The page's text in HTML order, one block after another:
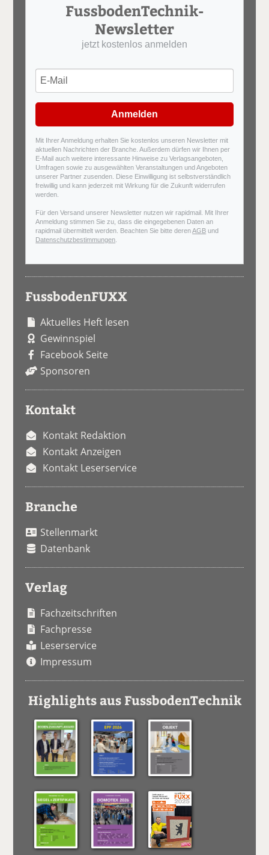
FussbodenTechnik-
Newsletter
jetzt kostenlos anmelden
Anmelden
Mit Ihrer Anmeldung erhalten Sie kostenlos unseren Newsletter mit
aktuellen Nachrichten der Branche. Außerdem dürfen wir Ihnen per
E-Mail auch weitere interessante Hinweise zu Verlagsangeboten,
Umfragen sowie zu ausgewählten Veranstaltungen und Angeboten
unserer Partner zusenden. Diese Einwilligung ist selbstverständlich
freiwillig und kann jederzeit mit Wirkung für die Zukunft widerrufen
werden.
Für den Versand unserer Newsletter nutzen wir rapidmail. Mit Ihrer
Anmeldung stimmen Sie zu, dass die eingegebenen Daten an
rapidmail übermittelt werden. Beachten Sie bitte derenAGB und
Datenschutzbestimmungen
FussbodenFUXX
Aktuelles Heft lesen
Gewinnspiel
Facebook Seite
Sponsoren
Kontakt
Kontakt Redaktion
Kontakt Anzeigen
Kontakt Leserservice
Branche
Stellenmarkt
Datenbank
Verlag
Fachzeitschriften
Fachpresse
Leserservice
Impressum
Highlights aus FussbodenTechnik